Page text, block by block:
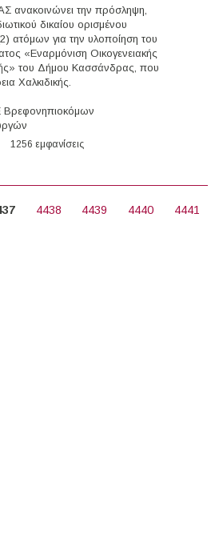
την πρόσληψη,
δικαίου ορισμένου
ατόμων για την υλοποίηση του
«Εναρμόνιση Οικογενειακής
του Δήμου Κασσάνδρας, που
Χαλκιδικής.
2 θέσεις Εποχικού Προσωπικού στο Δήμο
1256 εμφανίσεις
4438 4439 4440
4441